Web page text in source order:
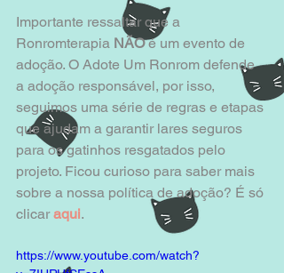
Importante ressaltar que a
Ronromterapia NÃO é um evento de
adoção. O Adote Um Ronrom defende
a adoção responsável, por isso,
seguimos uma série de regras e etapas
que ajudam a garantir lares seguros
para os gatinhos resgatados pelo
projeto. Ficou curioso para saber mais
sobre a nossa política de adoção? É só
clicar aqui.
https://www.youtube.com/watch?